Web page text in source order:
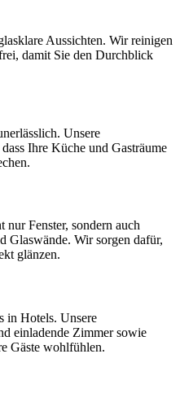
Aussichten. Wir reinigen
damit Sie den Durchblick
Unsere
Ihre Küche und Gasträume
nur Fenster, sondern auch
Glaswände. Wir sorgen dafür,
glänzen.
in Hotels. Unsere
einladende Zimmer sowie
Gäste wohlfühlen.